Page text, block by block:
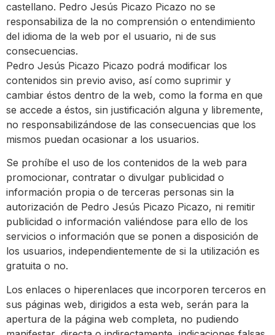
castellano. Pedro Jesús Picazo Picazo no se
responsabiliza de la no comprensión o entendimiento
del idioma de la web por el usuario, ni de sus
consecuencias.
Pedro Jesús Picazo Picazo podrá modificar los
contenidos sin previo aviso, así como suprimir y
cambiar éstos dentro de la web, como la forma en que
se accede a éstos, sin justificación alguna y libremente,
no responsabilizándose de las consecuencias que los
mismos puedan ocasionar a los usuarios.
Se prohíbe el uso de los contenidos de la web para
promocionar, contratar o divulgar publicidad o
información propia o de terceras personas sin la
autorización de Pedro Jesús Picazo Picazo, ni remitir
publicidad o información valiéndose para ello de los
servicios o información que se ponen a disposición de
los usuarios, independientemente de si la utilización es
gratuita o no.
Los enlaces o hiperenlaces que incorporen terceros en
sus páginas web, dirigidos a esta web, serán para la
apertura de la página web completa, no pudiendo